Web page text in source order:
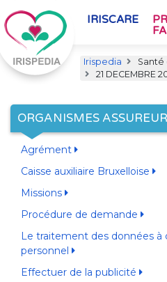
IRISCARE
Irispedia Santé
21
ORGANISMES
Agrément
Caisse auxiliaire Bruxelloise
Missions
Procédure de demande
Le traitement des données à
personnel
Effectuer de la publicité